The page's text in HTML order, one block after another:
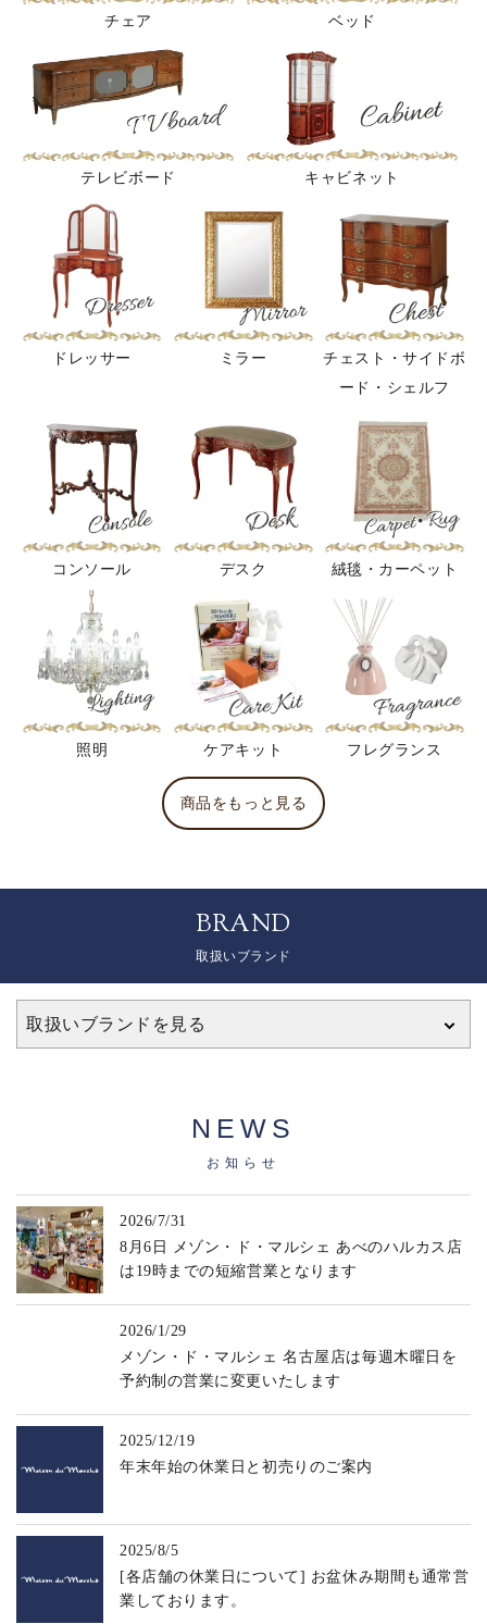
チェア ベッド
テレビボード キャビネット
ドレッサー ミラー
チェスト・サイドボ
ード・シェルフ
コンソール デスク 絨毯・カーペット
照明 ケアキット フレグランス
商品をもっと見る
BRAND
取扱いブランド
取扱いブランドを見る
NEWS
お知らせ
2026/7/31
8月6日 メゾン・ド・マルシェ あべのハルカス店
は19時までの短縮営業となります
2026/1/29
メゾン・ド・マルシェ 名古屋店は毎週木曜日を
予約制の営業に変更いたします
2025/12/19
年末年始の休業日と初売りのご案内
2025/8/5
[各店舗の休業日について] お盆休み期間も通常営
業しております。